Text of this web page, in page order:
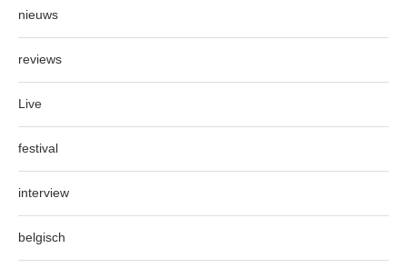
nieuws
reviews
Live
festival
interview
belgisch